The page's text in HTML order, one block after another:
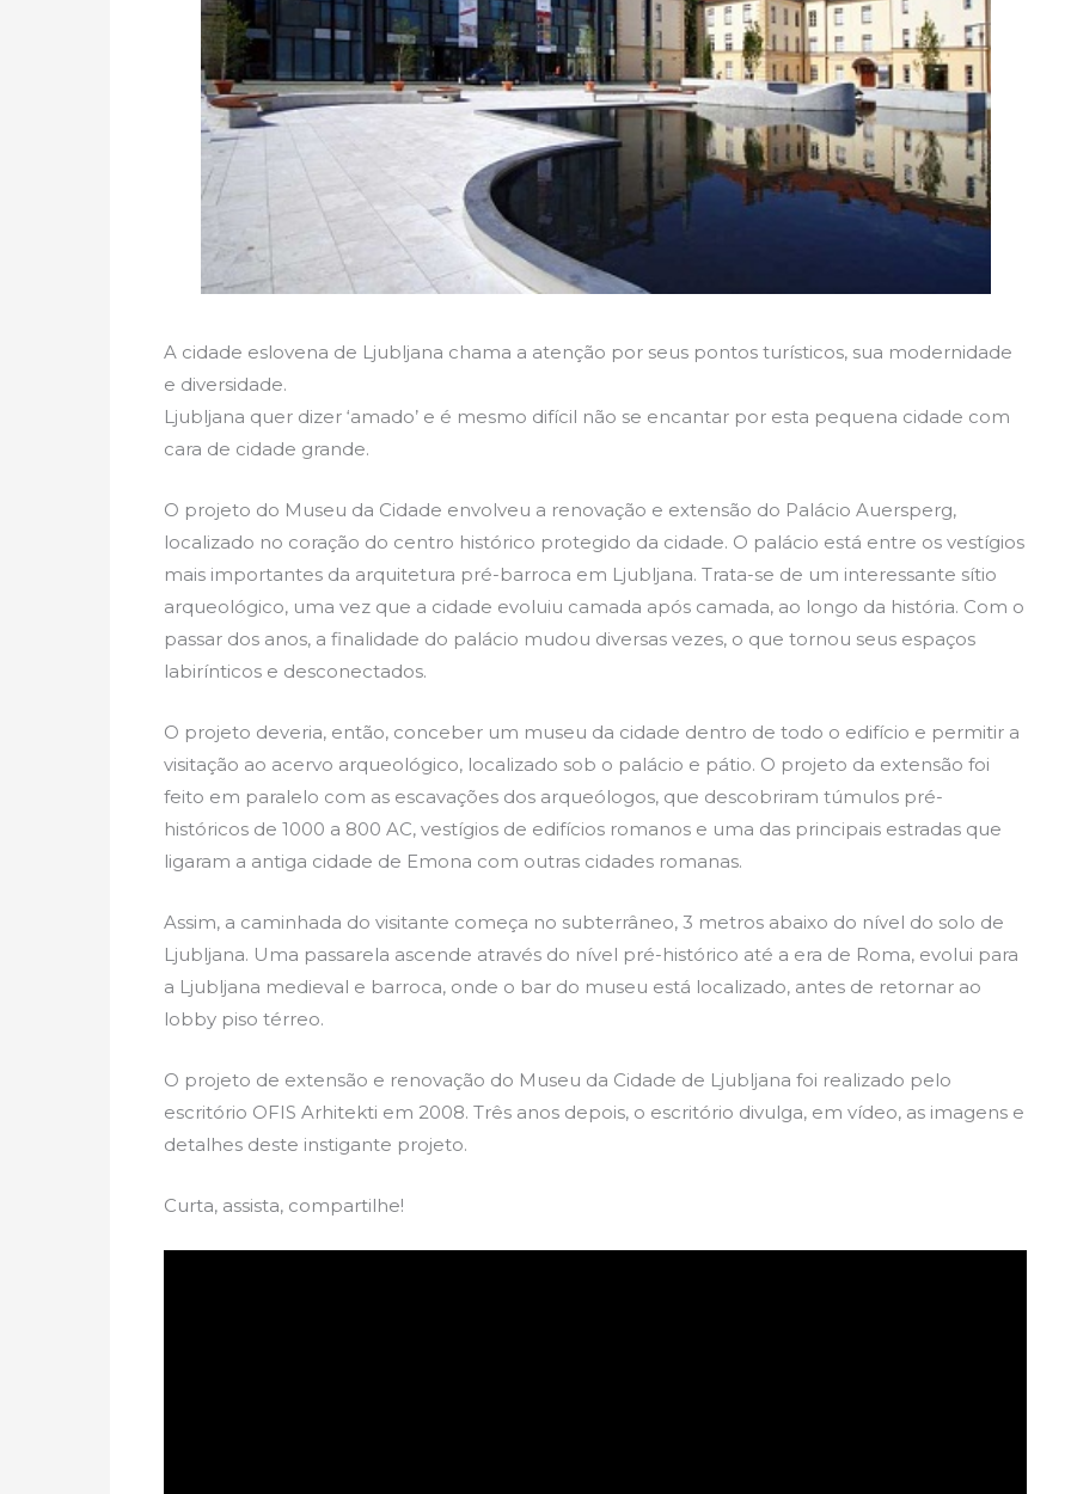
A cidade eslovena de Ljubljana chama a atenção por seus pontos turísticos, sua modernidade
e diversidade.
Ljubljana quer dizer ‘amado’ e é mesmo difícil não se encantar por esta pequena cidade com
cara de cidade grande.
O projeto do Museu da Cidade envolveu a renovação e extensão do Palácio Auersperg,
localizado no coração do centro histórico protegido da cidade. O palácio está entre os vestígios
mais importantes da arquitetura pré-barroca em Ljubljana. Trata-se de um interessante sítio
arqueológico, uma vez que a cidade evoluiu camada após camada, ao longo da história. Com o
passar dos anos, a finalidade do palácio mudou diversas vezes, o que tornou seus espaços
labirínticos e desconectados.
O projeto deveria, então, conceber um museu da cidade dentro de todo o edifício e permitir a
visitação ao acervo arqueológico, localizado sob o palácio e pátio. O projeto da extensão foi
feito em paralelo com as escavações dos arqueólogos, que descobriram túmulos pré-
históricos de 1000 a 800 AC, vestígios de edifícios romanos e uma das principais estradas que
ligaram a antiga cidade de Emona com outras cidades romanas.
Assim, a caminhada do visitante começa no subterrâneo, 3 metros abaixo do nível do solo de
Ljubljana. Uma passarela ascende através do nível pré-histórico até a era de Roma, evolui para
a Ljubljana medieval e barroca, onde o bar do museu está localizado, antes de retornar ao
lobby piso térreo.
O projeto de extensão e renovação do Museu da Cidade de Ljubljana foi realizado pelo
escritório OFIS Arhitekti em 2008. Três anos depois, o escritório divulga, em vídeo, as imagens e
detalhes deste instigante projeto.
Curta, assista, compartilhe!